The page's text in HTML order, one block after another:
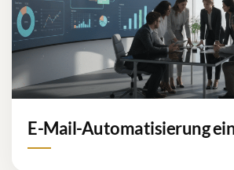
E-Mail-Automatisierung